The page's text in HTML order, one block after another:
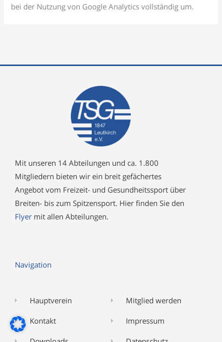
bei der Nutzung von Google Analytics vollständig um.
Mit unseren 14 Abteilungen und ca. 1.800
Mitgliedern bieten wir ein breit gefächertes
Angebot vom Freizeit- und Gesundheitssport über
Breiten- bis zum Spitzensport. Hier finden Sie den
Flyer mit allen Abteilungen.
Navigation
Hauptverein
Kontakt
Mitglied werden
Impressum